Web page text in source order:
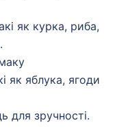
як курка, риба,
як яблука, ягоди
для зручності.